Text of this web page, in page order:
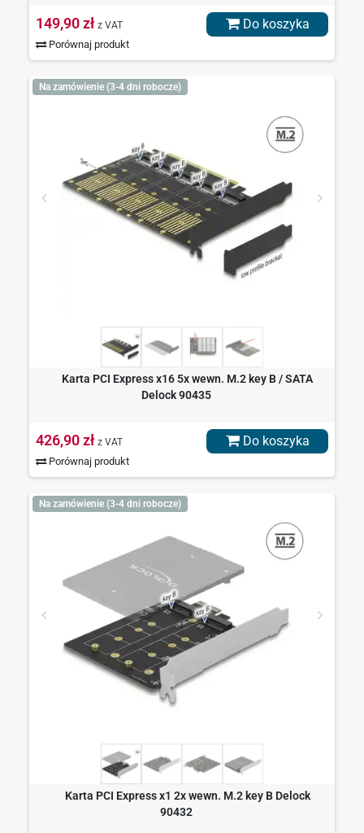
149,90 zł z VAT
Porównaj produkt
Do koszyka
Na zamówienie (3-4 dni robocze)
Karta PCI Express x16 5x wewn. M.2 key B / SATA
Delock 90435
426,90 zł z VAT
Porównaj produkt
Do koszyka
Na zamówienie (3-4 dni robocze)
Karta PCI Express x1 2x wewn. M.2 key B Delock
90432